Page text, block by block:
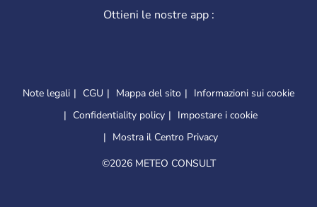
Ottieni le nostre app :
Note legali CGU Mappa del sito
Informazioni sui cookie
Confidentiality policy
Impostare i cookie
Mostra il Centro Privacy
©2026 METEO CONSULT